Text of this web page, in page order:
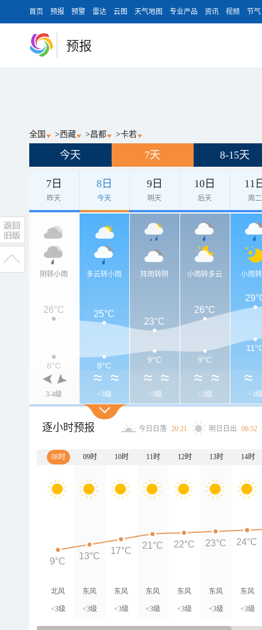
首页 预报 预警 雷达 云图 天气地图 专业产品 资讯 视频 节气
预报
全国 >西藏 >昌都 >卡若
今天 7天 8-15天
7日
昨天
8日
今天
9日
明天
10日
后天
11
周二
阴转小雨
3-4级
多云转小雨
<3级
阵雨转阴
<3级
小雨转多云
<3级
小雨
<3级
26°C 25°C
23°C
26°C
8°C 8°C
9°C 9°C
逐小时预报 今日日落 20:21 明日日出 06:52
08时 09时 10时 11时 12时 13时 14时
北风
<3级
东风
<3级
东风
<3级
东风
<3级
东风
<3级
东风
<3级
东风
<3级
9°C
13°C
17°C
21°C 22°C 23°C 24°C